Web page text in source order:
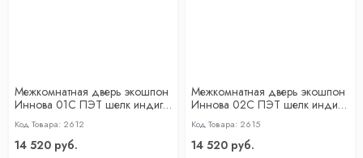
Межкомнатная дверь экошпон
Иннова 01С ПЭТ шелк индиго
глухая
Код Товара: 2612
14 520 руб.
Межкомнатная дверь экошпон
Иннова 02С ПЭТ шелк индиго
глухая
Код Товара: 2615
14 520 руб.